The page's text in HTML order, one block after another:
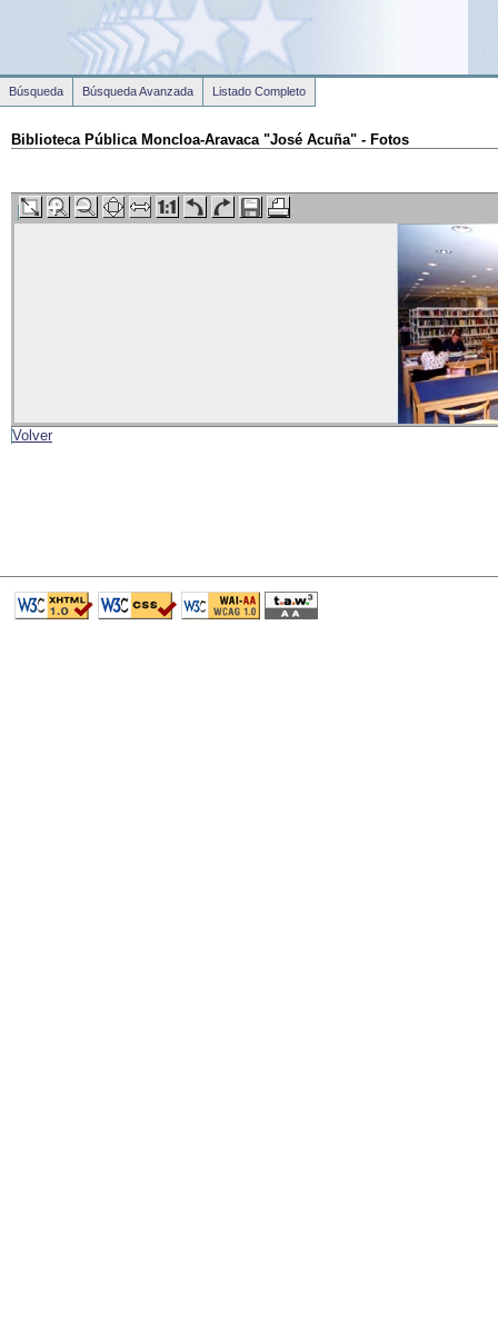
Biblioteca Pública Moncloa-Aravaca "José Acuña" - Fotos
Volver
Búsqueda Búsqueda Avanzada Listado Completo